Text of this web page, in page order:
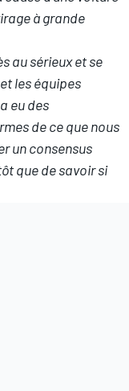
à grande
au sérieux et se
les équipes
eu des
de ce que nous
un consensus
que de savoir si